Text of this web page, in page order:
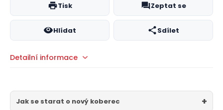
Tisk Zeptat se
Hlídat Sdílet
Detailní informace
Jak se starat o nový koberec